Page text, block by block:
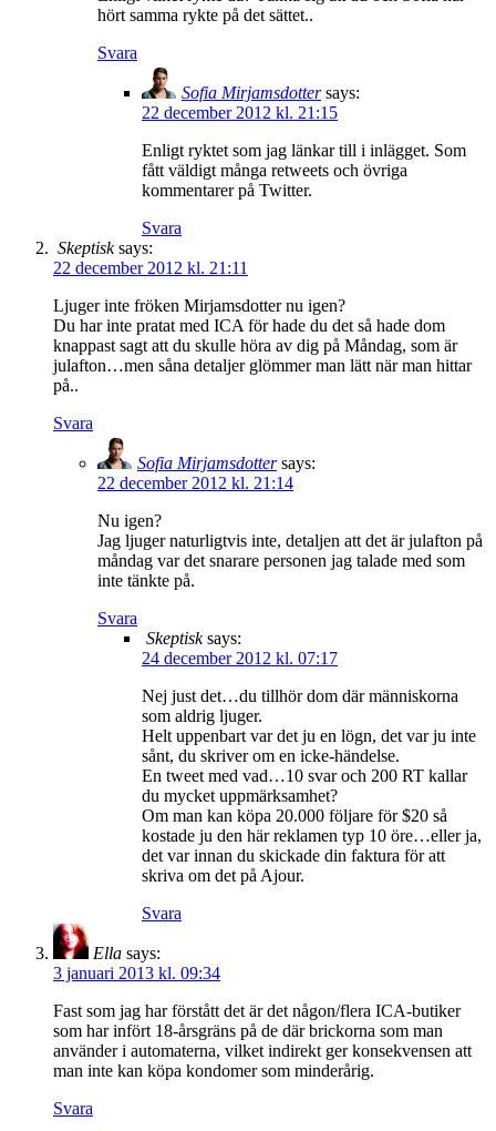
hört samma rykte på det sättet..
Svara
Sofia Mirjamsdotter says:
22 december 2012 kl. 21:15
Enligt ryktet som jag länkar till i inlägget. Som
fått väldigt många retweets och övriga
kommentarer på Twitter.
Svara
Skeptisk says:
22 december 2012 kl. 21:11
Ljuger inte fröken Mirjamsdotter nu igen?
Du har inte pratat med ICA för hade du det så hade dom
knappast sagt att du skulle höra av dig på Måndag, som är
julafton…men såna detaljer glömmer man lätt när man hittar
på..
Svara
Sofia Mirjamsdotter says:
22 december 2012 kl. 21:14
Nu igen?
Jag ljuger naturligtvis inte, detaljen att det är julafton på
måndag var det snarare personen jag talade med som
inte tänkte på.
Svara
Skeptisk says:
24 december 2012 kl. 07:17
Nej just det…du tillhör dom där människorna
som aldrig ljuger.
Helt uppenbart var det ju en lögn, det var ju inte
sånt, du skriver om en icke-händelse.
En tweet med vad…10 svar och 200 RT kallar
du mycket uppmärksamhet?
Om man kan köpa 20.000 följare för $20 så
kostade ju den här reklamen typ 10 öre…eller ja,
det var innan du skickade din faktura för att
skriva om det på Ajour.
Svara
Ella says:
3 januari 2013 kl. 09:34
Fast som jag har förstått det är det någon/flera ICA-butiker
som har infört 18-årsgräns på de där brickorna som man
använder i automaterna, vilket indirekt ger konsekvensen att
man inte kan köpa kondomer som minderårig.
Svara